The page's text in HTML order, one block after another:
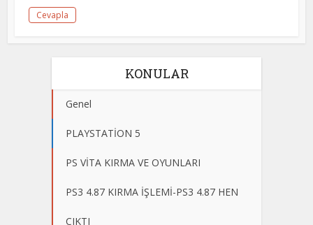
Cevapla
KONULAR
Genel
PLAYSTATİON 5
PS VİTA KIRMA VE OYUNLARI
PS3 4.87 KIRMA İŞLEMİ-PS3 4.87 HEN
ÇIKTI